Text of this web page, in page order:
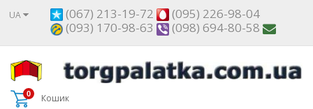
UA (067) 213-19-72
(095) 226-98-04
(093) 170-98-63
(098) 694-80-58
0 Кошик